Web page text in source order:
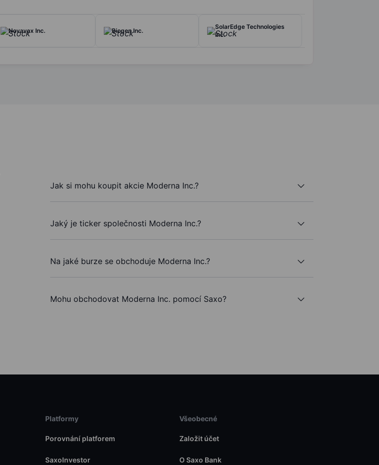
Novavax Inc. Biogen Inc.
SolarEdge Technologies
Inc.
Jak si mohu koupit akcie Moderna Inc.?
Jaký je ticker společnosti Moderna Inc.?
Na jaké burze se obchoduje Moderna Inc.?
Mohu obchodovat Moderna Inc. pomocí Saxo?
Platformy
Porovnání platforem
SaxoInvestor
Všeobecné
Založit účet
O Saxo Bank